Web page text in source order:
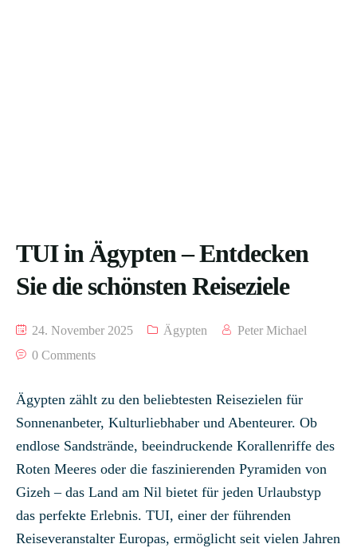
TUI in Ägypten – Entdecken
Sie die schönsten Reiseziele
24. November 2025 Ägypten
Peter Michael
0 Comments
Ägypten zählt zu den beliebtesten Reisezielen für
Sonnenanbeter, Kulturliebhaber und Abenteurer. Ob
endlose Sandstrände, beeindruckende Korallenriffe des
Roten Meeres oder die faszinierenden Pyramiden von
Gizeh – das Land am Nil bietet für jeden Urlaubstyp
das perfekte Erlebnis. TUI, einer der führenden
Reiseveranstalter Europas, ermöglicht seit vielen Jahren